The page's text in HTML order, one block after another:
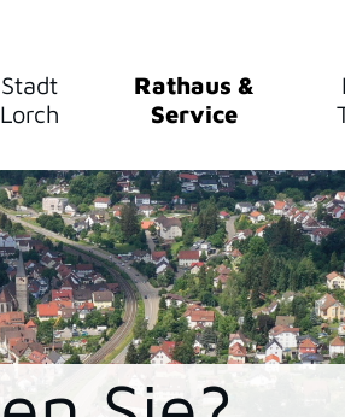
Stadt
Lorch
Rathaus &
Service